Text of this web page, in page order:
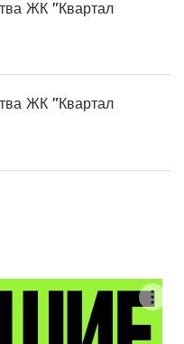
ЖК "Квартал
ЖК "Квартал